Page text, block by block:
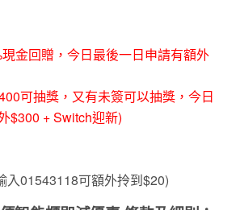
金回贈，今日最後一日申請有額外
可抽獎，又有未簽可以抽獎，今日
$300 + Switch迎新)
入01543118可額外拎到$20)